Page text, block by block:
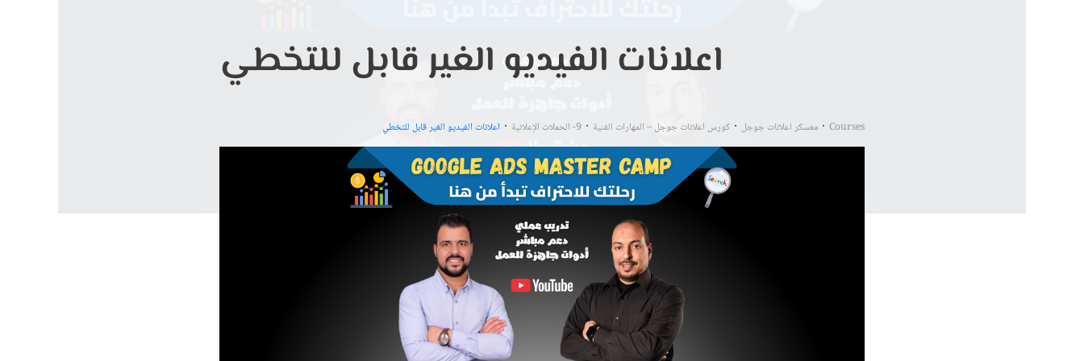
اعلانات الفيديو الغير قابل للتخطي
Courses معسكر اعلانات جوجل كورس اعلانات جوجل – المهارات الفنية 9- الحملات الإعلانية اعلانات الفيديو الغير قابل للتخطي